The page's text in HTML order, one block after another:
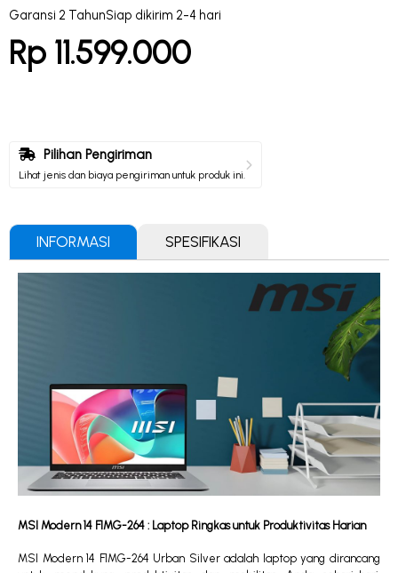
Garansi 2 TahunSiap dikirim 2-4 hari
Rp 11.599.000
Pilihan Pengiriman
Lihat jenis dan biaya pengiriman untuk produk ini.
INFORMASI SPESIFIKASI
MSI Modern 14 F1MG-264 : Laptop Ringkas untuk Produktivitas Harian
MSI Modern 14 F1MG-264 Urban Silver adalah laptop yang dirancang